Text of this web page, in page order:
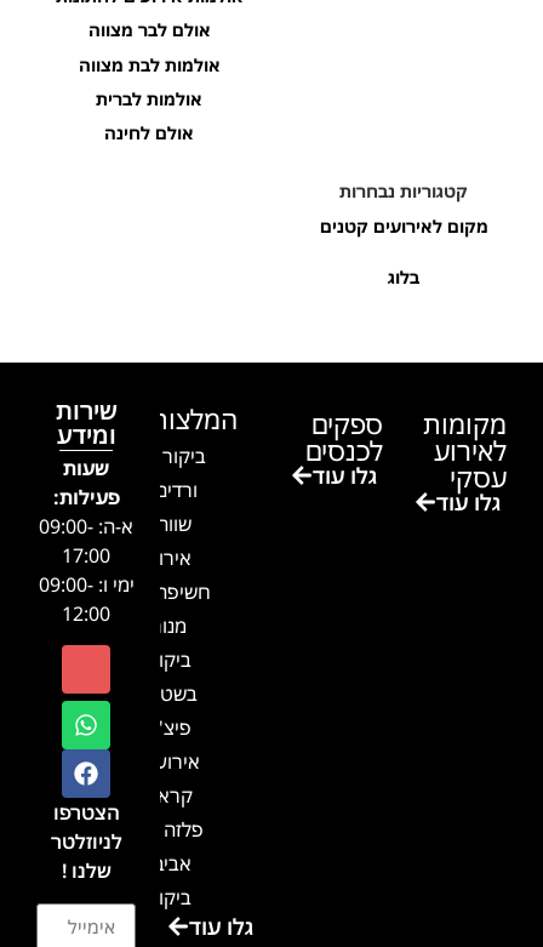
אולם לבר מצווה
אולמות לבת מצווה
אולמות לברית
אולם לחינה
קטגוריות נבחרות
מקום לאירועים קטנים
בלוג
מקומות
לאירוע
עסקי
גלו עוד
ספקים
לכנסים
גלו עוד
המלצות
ביקור בגן
ורדים –
שווה!!
אירוע
חשיפה- זיו
מנור
ביקור
בשטח-
פיצ'ר
אירועים
קראון
פלזה תל
אביב-
ביקור
בכנסגלו עוד
שירות
ומידע
שעות
פעילות:
א-ה: 09:00-
17:00
ימי ו: 09:00-
12:00
הצטרפו
לניוזלטר
שלנו !